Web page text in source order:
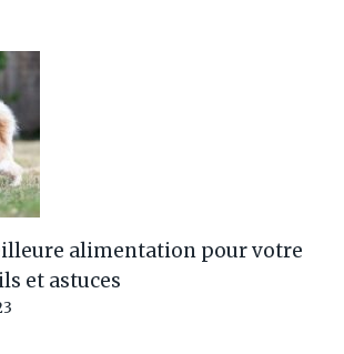
alimentation pour votre
et astuces